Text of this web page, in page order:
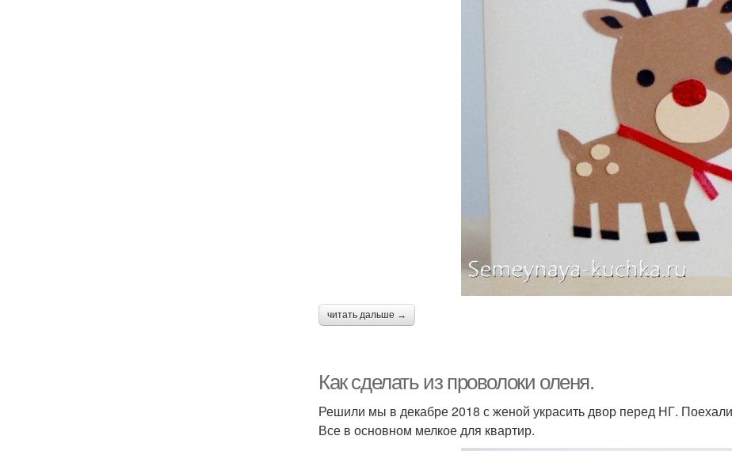
читать дальше →
Как сделать из проволоки оленя.
Решили мы в декабре 2018 с женой украсить двор перед НГ.
Все в основном мелкое для квартир.